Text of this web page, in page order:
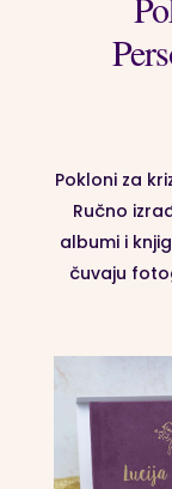
Pokloni za
Ručno
albumi i
čuvaju